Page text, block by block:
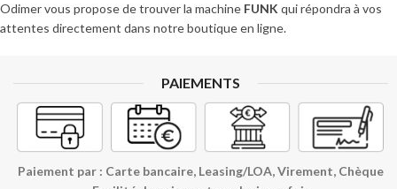
Odimer vous propose de trouver la machine FUNK qui répondra à vos
attentes directement dans notre boutique en ligne.
PAIEMENTS
Paiement par : Carte bancaire, Leasing/LOA, Virement, Chèque